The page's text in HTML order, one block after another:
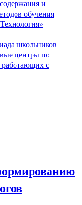
и
обучения
школьников
центры по
работающих с